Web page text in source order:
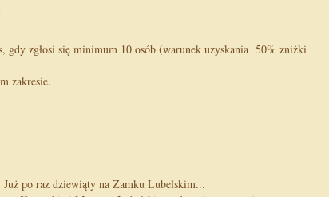
gdy zgłosi się minimum 10 osób (warunek uzyskania 50% zniżki
zakresie.
Już po raz dziewiąty na Zamku Lubelskim...